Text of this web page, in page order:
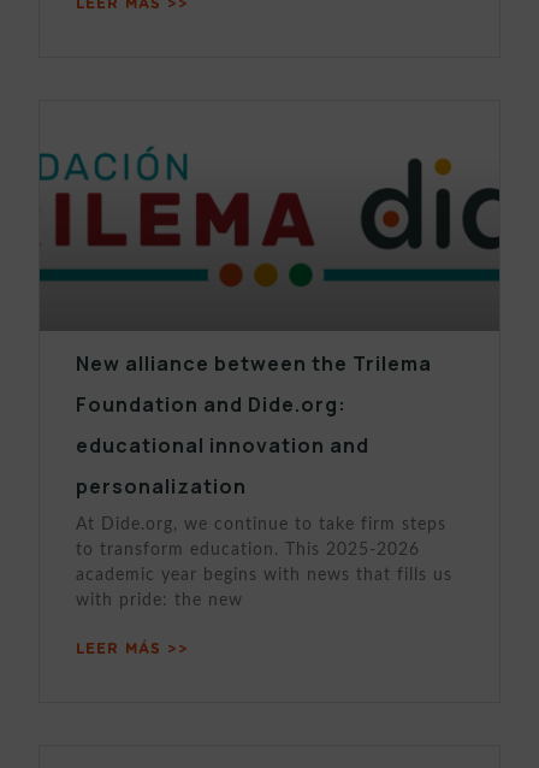
LEER MÁS >>
New alliance between the Trilema
Foundation and Dide.org:
educational innovation and
personalization
At Dide.org, we continue to take firm steps
to transform education. This 2025-2026
academic year begins with news that fills us
with pride: the new
LEER MÁS >>